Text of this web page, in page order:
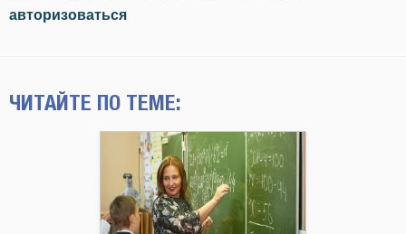
авторизоваться
ЧИТАЙТЕ ПО ТЕМЕ: